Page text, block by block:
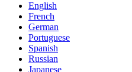
English
French
German
Portuguese
Spanish
Russian
Japanese